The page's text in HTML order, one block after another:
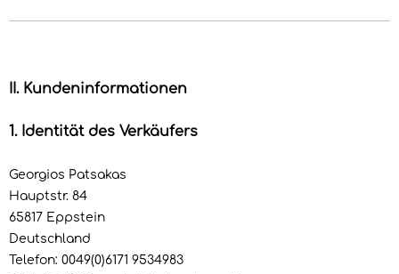
II. Kundeninformationen
1. Identität des Verkäufers
Georgios Patsakas
Hauptstr. 84
65817 Eppstein
Deutschland
Telefon: 0049(0)6171 9534983